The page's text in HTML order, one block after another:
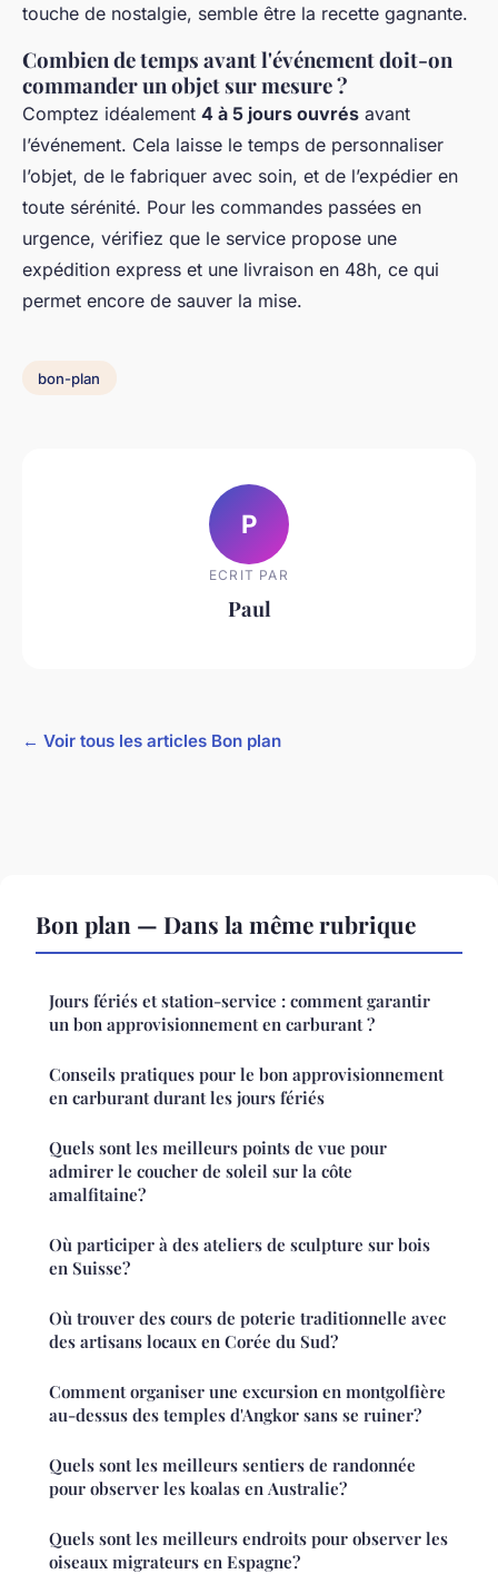
touche de nostalgie, semble être la recette gagnante.
Combien de temps avant l'événement doit-on
commander un objet sur mesure ?
Comptez idéalement 4 à 5 jours ouvrés avant
l’événement. Cela laisse le temps de personnaliser
l’objet, de le fabriquer avec soin, et de l’expédier en
toute sérénité. Pour les commandes passées en
urgence, vérifiez que le service propose une
expédition express et une livraison en 48h, ce qui
permet encore de sauver la mise.
bon-plan
P
ECRIT PAR
Paul
← Voir tous les articles Bon plan
Bon plan — Dans la même rubrique
Jours fériés et station-service : comment garantir
un bon approvisionnement en carburant ?
Conseils pratiques pour le bon approvisionnement
en carburant durant les jours fériés
Quels sont les meilleurs points de vue pour
admirer le coucher de soleil sur la côte
amalfitaine?
Où participer à des ateliers de sculpture sur bois
en Suisse?
Où trouver des cours de poterie traditionnelle avec
des artisans locaux en Corée du Sud?
Comment organiser une excursion en montgolfière
au-dessus des temples d'Angkor sans se ruiner?
Quels sont les meilleurs sentiers de randonnée
pour observer les koalas en Australie?
Quels sont les meilleurs endroits pour observer les
oiseaux migrateurs en Espagne?